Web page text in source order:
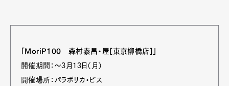
「MoriP100 森村泰昌・屋[東京柳橋店]」
開催期間：～3月13日（月）
開催場所：パラボリカ・ビス